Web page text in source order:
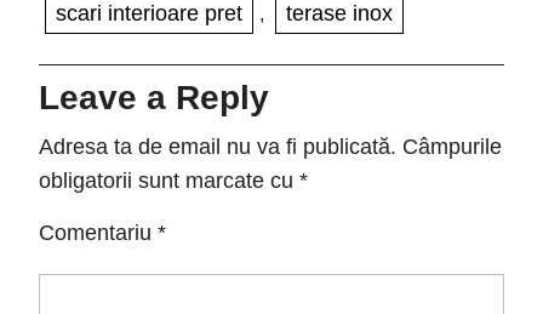
scari interioare pret , terase inox
Leave a Reply
Adresa ta de email nu va fi publicată. Câmpurile
obligatorii sunt marcate cu *
Comentariu *